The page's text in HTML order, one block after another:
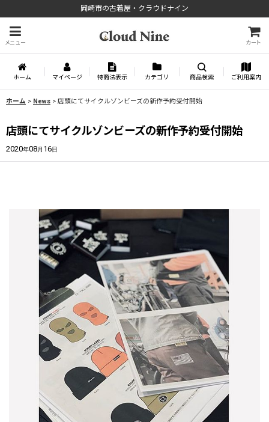
岡崎市の古着屋・クラウドナイン
メニュー カート
ホーム マイページ 特商法表示 カテゴリ 商品検索 ご利用案内
ホーム > News > 店頭にてサイクルゾンビーズの新作予約受付開始
店頭にてサイクルゾンビーズの新作予約受付開始
2020年08月 16日